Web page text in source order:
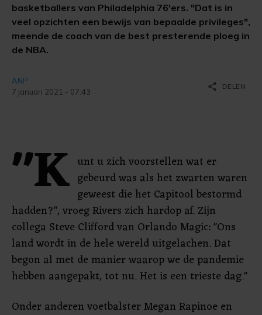
basketballers van Philadelphia 76'ers. "Dat is in
veel opzichten een bewijs van bepaalde privileges",
meende de coach van de best presterende ploeg in
de NBA.
ANP
7 januari 2021 - 07:43
share DELEN
"K unt u zich voorstellen wat er
gebeurd was als het zwarten waren
geweest die het Capitool bestormd
hadden?", vroeg Rivers zich hardop af. Zijn
collega Steve Clifford van Orlando Magic: "Ons
land wordt in de hele wereld uitgelachen. Dat
begon al met de manier waarop we de pandemie
hebben aangepakt, tot nu. Het is een trieste dag."
Onder anderen voetbalster Megan Rapinoe en